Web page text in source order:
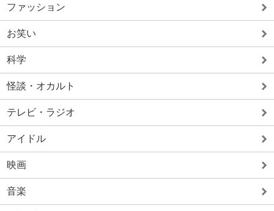
ファッション
お笑い
科学
怪談・オカルト
テレビ・ラジオ
アイドル
映画
音楽